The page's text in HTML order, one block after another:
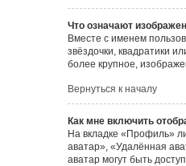
Что означают
Вместе с именем
звёздочки, квадратики
более крупное,
Вернуться к началу
Как мне включить
На вкладке «Профиль»
аватар», «Удалённая
аватар могут быть